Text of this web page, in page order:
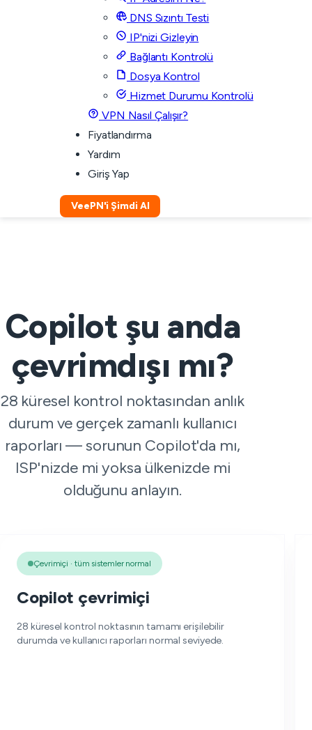
DNS Sızıntı Testi
IP'nizi Gizleyin
Bağlantı Kontrolü
Dosya Kontrol
Hizmet Durumu Kontrolü
VPN Nasıl Çalışır?
Fiyatlandırma
Yardım
Giriş Yap
VeePN'i Şimdi Al
Copilot şu anda
çevrimdışı mı?
28 küresel kontrol noktasından anlık
durum ve gerçek zamanlı kullanıcı
raporları — sorunun Copilot'da mı,
ISP'nizde mi yoksa ülkenizde mi
olduğunu anlayın.
Çevrimiçi · tüm sistemler normal
Copilot çevrimiçi
28 küresel kontrol noktasının tamamı erişilebilir
durumda ve kullanıcı raporları normal seviyede.